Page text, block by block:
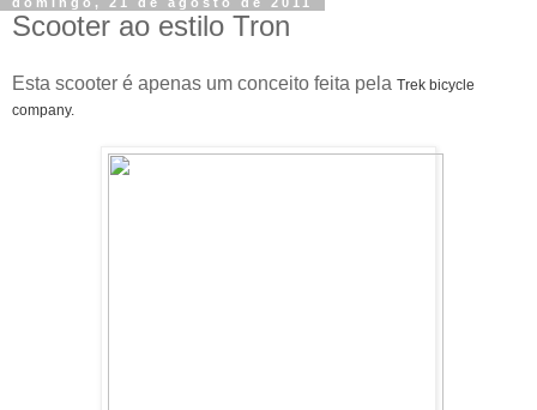
Scooter ao estilo Tron
Esta scooter é apenas um conceito feita pela Trek bicycle
company.